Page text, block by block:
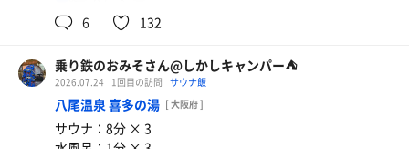
露天風呂側のサウナは95℃。30分毎にスタッフさんがアロ
マ水掛けに来てくれるみたいで、湿度はしっかりとあるイ
ンワークの8分3セットでキマリ😜
時間は11時過ぎ。ならばちょい早めの昼メッシにします
か。
外暑いしここで食べていこう。チョイスは肉吸いに鮭のお
ブの疲れ🚗³₃もあるしよく寝れそうだわ😴
その後ジャガーさんとはフロントで再開。謎シールという
可愛すぎるシールいただいちゃいました😍
次はタイミング合えばいいなぁ、(*´･∀･)*´-∀-)ｳﾝ
|ｮ'ω'〃)おはようございます♪
合計：3セッツ
一言：
さあ、今回の夏休み最大のイベント…GSS…とうちゃこし
ましたよ。
近鉄八尾を14時40分発の電車乗ったら難波じゃなくて上本
町止まり…鶴橋で乗り換えて何とか15時20分に着けました
6 132
乗り鉄のおみそさん@しかしキャンパー⛺
2026.07.24 1回目の訪問 サウナ飯
八尾温泉 喜多の湯 [ 大阪府 ]
サウナ：8分 × 3